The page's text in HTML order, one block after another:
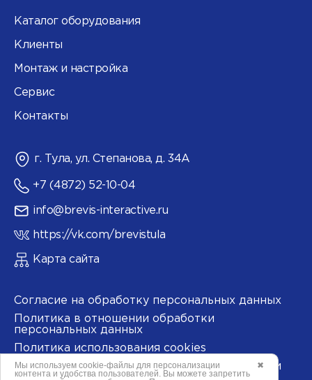
Каталог оборудования
Клиенты
Монтаж и настройка
Сервис
Контакты
г. Тула, ул. Степанова, д. 34А
+7 (4872) 52-10-04
info@brevis-interactive.ru
https://vk.com/brevistula
Карта сайта
Согласие на обработку персональных данных
Политика в отношении обработки
персональных данных
Политика использования cookies
Согласие на обработку данных метрическими
программами
✖
Мы используем cookie-файлы для персонализации
контента и удобства пользователей. Вы можете запретить